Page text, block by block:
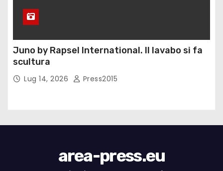
Juno by Rapsel International. Il lavabo si fa
scultura
Lug 14, 2026 Press2015
area-press.eu